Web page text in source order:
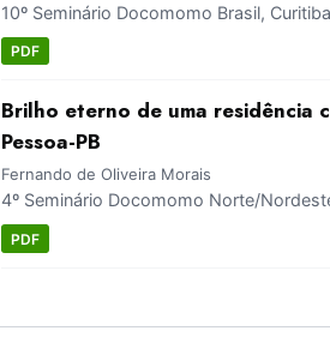
10º Seminário Docomomo Brasil,
PDF
Brilho eterno de uma residência
Pessoa-PB
Fernando de Oliveira Morais
4º Seminário Docomomo Norte/
PDF